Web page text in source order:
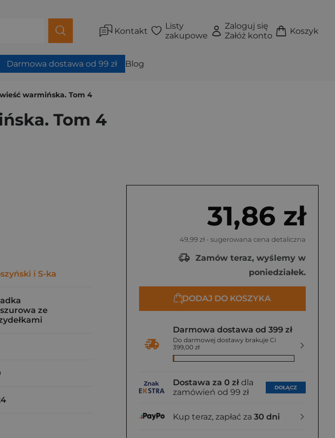
Kontakt
Listy
zakupowe
Zaloguj się
Załóż konto
Koszyk
Darmowa dostawa od 99 zł Blog
warmińska. Tom 4
Tom 4
31,86 zł
49,99 zł - sugerowana cena detaliczna
Zamów teraz, wyślemy w
poniedziałek.
DODAJ DO KOSZYKA
Darmowa dostawa od 399 zł
Do darmowej dostawy brakuje Ci
399,00 zł
Dostawa za 0 zł dla
zamówień od 99 zł
DOŁĄCZ
Kup teraz, zapłać za 30 dni
i S-ka
ze